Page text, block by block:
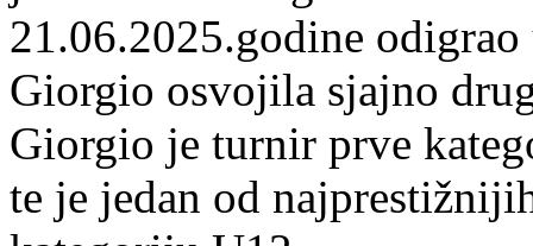
21.06.2025.godine
Giorgio osvojila sjajno
Giorgio je turnir prve
te je jedan od